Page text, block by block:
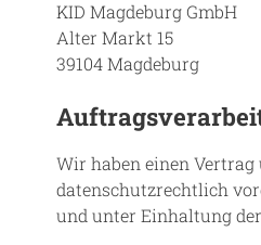
KID Magdeburg GmbH
Alter Markt 15
39104 Magdeburg
Wir haben einen Vertrag
datenschutzrechtlich
und unter Einhaltung